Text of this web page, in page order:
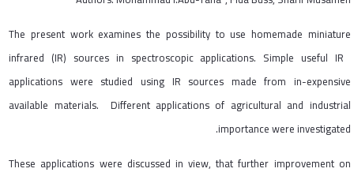
The present work examines the possibility to use homemade miniature
infrared (IR) sources in spectroscopic applications. Simple useful IR
applications were studied using IR sources made from in-expensive
available materials. Different applications of agricultural and industrial
importance were investigated.
These applications were discussed in view, that further improvement on